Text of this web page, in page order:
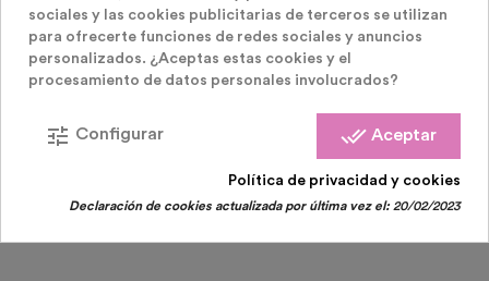
Cañones Confeti Eléctricos
Cañon Eléctrico De Confeti Redondo
sociales y las cookies publicitarias de terceros se utilizan
para ofrecerte funciones de redes sociales y anuncios
personalizados. ¿Aceptas estas cookies y el
procesamiento de datos personales involucrados?
done_all Aceptar
tune Configurar
Política de privacidad y cookies
Declaración de cookies actualizada por última vez el:20/02/2023